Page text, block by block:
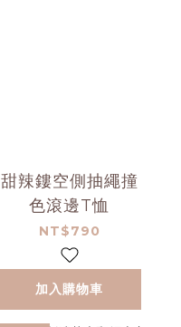
甜辣鏤空側抽繩撞
色滾邊T恤
NT$790
加入購物車